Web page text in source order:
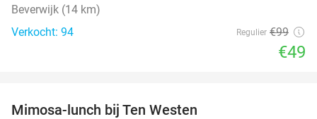
Beverwijk (14 km)
Verkocht: 94
Regulier €99
€49
Mimosa-lunch bij Ten Westen